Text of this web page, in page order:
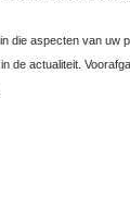
die aspecten van uw
de actualiteit.